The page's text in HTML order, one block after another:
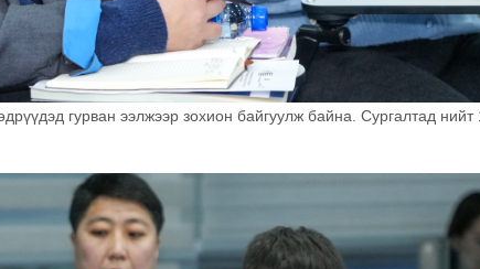
гурван ээлжээр зохион байгуулж байна. Сургалтад нийт